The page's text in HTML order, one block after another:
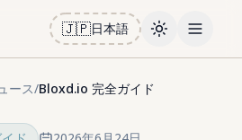
🇯🇵日本語 ToggleOpen
ース/Bloxd.io 完全ガイド